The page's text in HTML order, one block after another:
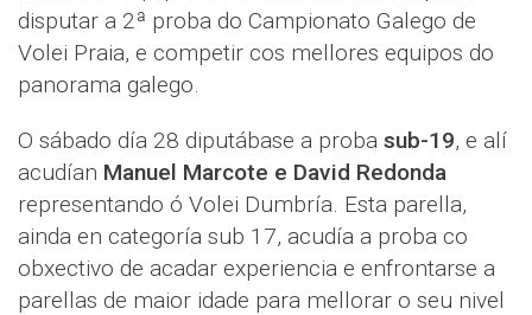
disputar a 2ª proba do Campionato Galego de
Volei Praia, e competir cos mellores equipos do
panorama galego.
O sábado día 28 diputábase a proba sub-19, e alí
acudían Manuel Marcote e David Redonda
representando ó Volei Dumbría. Esta parella,
ainda en categoría sub 17, acudía a proba co
obxectivo de acadar experiencia e enfrontarse a
parellas de maior idade para mellorar o seu nivel